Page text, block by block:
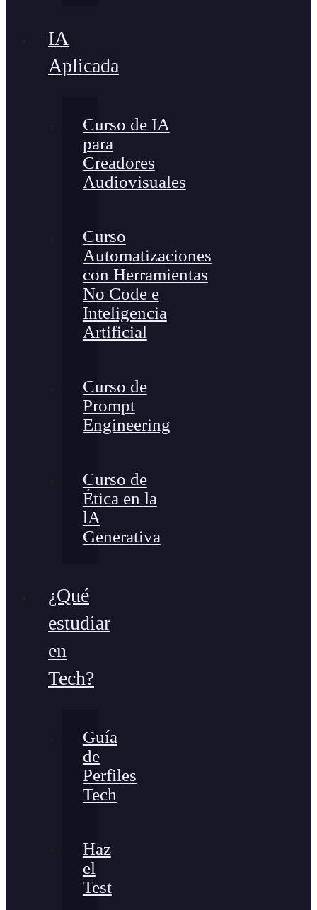
IA
Aplicada
Curso de IA
para
Creadores
Audiovisuales
Curso
Automatizaciones
con Herramientas
No Code e
Inteligencia
Artificial
Curso de
Prompt
Engineering
Curso de
Ética en la
lA
Generativa
¿Qué
estudiar
en
Tech?
Guía
de
Perfiles
Tech
Haz
el
Test